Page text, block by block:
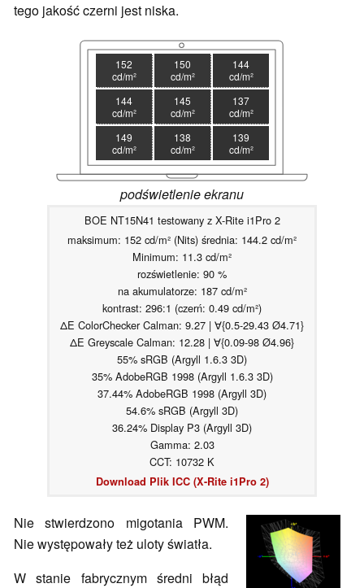
tego jakość czerni jest niska.
152
cd/m²
150
cd/m²
144
cd/m²
144
cd/m²
145
cd/m²
137
cd/m²
149
cd/m²
138
cd/m²
139
cd/m²
podświetlenie ekranu
BOE NT15N41 testowany z X-Rite i1Pro 2
maksimum: 152 cd/m² (Nits) średnia: 144.2 cd/m²
Minimum: 11.3 cd/m²
rozświetlenie: 90 %
na akumulatorze: 187 cd/m²
kontrast: 296:1 (czerń: 0.49 cd/m²)
ΔE ColorChecker Calman: 9.27 | ∀{0.5-29.43 Ø4.71}
ΔE Greyscale Calman: 12.28 | ∀{0.09-98 Ø4.96}
55% sRGB (Argyll 1.6.3 3D)
35% AdobeRGB 1998 (Argyll 1.6.3 3D)
37.44% AdobeRGB 1998 (Argyll 3D)
54.6% sRGB (Argyll 3D)
36.24% Display P3 (Argyll 3D)
Gamma: 2.03
CCT: 10732 K
Download Plik ICC (X-Rite i1Pro 2)
Nie stwierdzono migotania PWM.
Nie występowały też uloty światła.
W stanie fabrycznym średni błąd